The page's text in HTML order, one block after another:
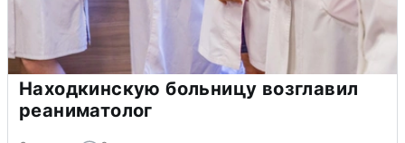
Находкинскую больницу возглавил
реаниматолог